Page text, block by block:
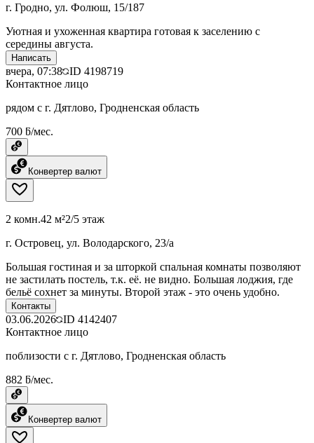
г. Гродно, ул. Фолюш, 15/187
Уютная и ухоженная квартира готовая к заселению с
середины августа.
Написать
вчера, 07:38 ID 4198719
Контактное лицо
рядом с г. Дятлово, Гродненская область
700 ƃ/мес.
Конвертер валют
2 комн.42 м²2/5 этаж
г. Островец, ул. Володарского, 23/а
Большая гостиная и за шторкой спальная комнаты позволяют
не застилать постель, т.к. её. не видно. Большая лоджия, где
бельё сохнет за минуты. Второй этаж - это очень удобно.
Контакты
03.06.2026 ID 4142407
Контактное лицо
поблизости с г. Дятлово, Гродненская область
882 ƃ/мес.
Конвертер валют